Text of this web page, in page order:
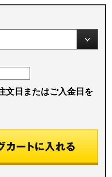
文日またはご入金日を